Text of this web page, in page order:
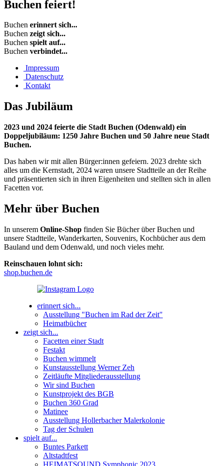
Buchen feiert!
Buchen erinnert sich...
Buchen zeigt sich...
Buchen spielt auf...
Buchen verbindet...
Impressum
Datenschutz
Kontakt
Das Jubiläum
2023 und 2024 feierte die Stadt Buchen (Odenwald) ein
Doppeljubiläum: 1250 Jahre Buchen und 50 Jahre neue Stadt
Buchen.
Das haben wir mit allen Bürger:innen gefeiern. 2023 drehte sich
alles um die Kernstadt, 2024 waren unsere Stadtteile an der Reihe
und präsentierten sich in ihren Eigenheiten und stellten sich in allen
Facetten vor.
Mehr über Buchen
In unserem Online-Shop finden Sie Bücher über Buchen und
unsere Stadtteile, Wanderkarten, Souvenirs, Kochbücher aus dem
Bauland und dem Odenwald, und noch vieles mehr.
Reinschauen lohnt sich:
shop.buchen.de
erinnert sich...
Ausstellung "Buchen im Rad der Zeit"
Heimatbücher
zeigt sich...
Facetten einer Stadt
Festakt
Buchen wimmelt
Kunstausstellung Werner Zeh
Zeitläufte Mitgliederausstellung
Wir sind Buchen
Kunstprojekt des BGB
Buchen 360 Grad
Matinee
Ausstellung Hollerbacher Malerkolonie
Tag der Schulen
spielt auf...
Buntes Parkett
Altstadtfest
HEIMATSOUND Symphonic 2023